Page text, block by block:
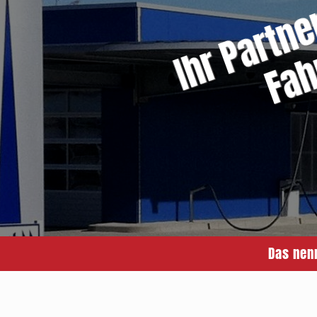
Das